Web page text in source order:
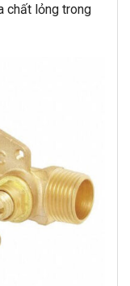
chất lỏng trong